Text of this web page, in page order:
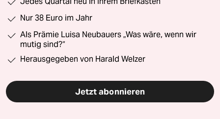
Nur 38 Euro im Jahr
Als Prämie Luisa Neubauers „Was wäre, wenn wir
mutig sind?“
Herausgegeben von Harald Welzer
Jetzt abonnieren